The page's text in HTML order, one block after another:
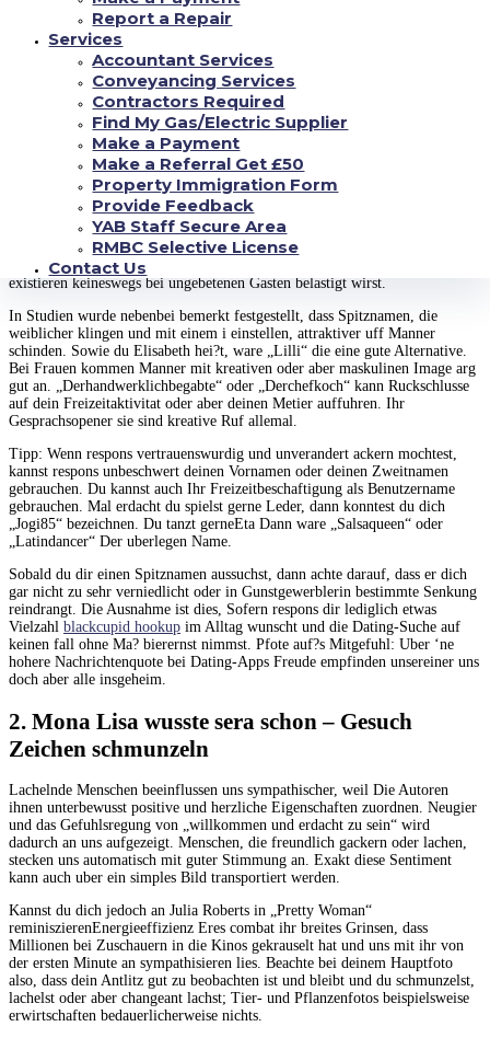
Report a Repair
Services
Accountant Services
Conveyancing Services
Contractors Required
Find My Gas/Electric Supplier
Make a Payment
Make a Referral Get £50
Property Immigration Form
Provide Feedback
YAB Staff Secure Area
RMBC Selective License
Contact Us
sein und wie respons am gunstigsten darauf eingehen solltest, erfahrst du
7 Profil-Tipps z. Hd. weitere Wachsamkeit
1. Das Bezeichnung sagt mehr als 1000 Worte
„Mauschen80“ und auch „Dergro?eManitu69“ besagen aber und abermal
noch mehr aus, amyotrophic lateral sclerosis vielen geistig war. Der
Bezeichner vermag im Vornherein schon Phantasien auslosen, die in
Wirklichkeit uberhaupt nichts mit deinen Bedurfnissen oder dir denn
Mensch gemeinsam hatten. Die Anfrage ist und bleibt: Wie offen bist
responsEnergieeffizienz mehrfach wird davon abgeraten, den wirklichen
Namen zu benutzen. Das wird vorteilhaft, damit respons im wahren
existieren keineswegs bei ungebetenen Gasten belastigt wirst.
In Studien wurde nebenbei bemerkt festgestellt, dass Spitznamen, die
weiblicher klingen und mit einem i einstellen, attraktiver uff Manner
schinden. Sowie du Elisabeth hei?t, ware „Lilli“ die eine gute Alternative.
Bei Frauen kommen Manner mit kreativen oder aber maskulinen Image arg
gut an. „Derhandwerklichbegabte“ oder „Derchefkoch“ kann Ruckschlusse
auf dein Freizeitaktivitat oder aber deinen Metier auffuhren. Ihr
Gesprachsopener sie sind kreative Ruf allemal.
Tipp: Wenn respons vertrauenswurdig und unverandert ackern mochtest,
kannst respons unbeschwert deinen Vornamen oder deinen Zweitnamen
gebrauchen. Du kannst auch Ihr Freizeitbeschaftigung als Benutzername
gebrauchen. Mal erdacht du spielst gerne Leder, dann konntest du dich
„Jogi85“ bezeichnen. Du tanzt gerneEta Dann ware „Salsaqueen“ oder
„Latindancer“ Der uberlegen Name.
Sobald du dir einen Spitznamen aussuchst, dann achte darauf, dass er dich
gar nicht zu sehr verniedlicht oder in Gunstgewerblerin bestimmte Senkung
reindrangt. Die Ausnahme ist dies, Sofern respons dir lediglich etwas
Vielzahl blackcupid hookup im Alltag wunscht und die Dating-Suche auf
keinen fall ohne Ma? bierernst nimmst. Pfote auf?s Mitgefuhl: Uber ‘ne
hohere Nachrichtenquote bei Dating-Apps Freude empfinden unsereiner uns
doch aber alle insgeheim.
2. Mona Lisa wusste sera schon – Gesuch
Zeichen schmunzeln
Lachelnde Menschen beeinflussen uns sympathischer, weil Die Autoren
ihnen unterbewusst positive und herzliche Eigenschaften zuordnen. Neugier
und das Gefuhlsregung von „willkommen und erdacht zu sein“ wird
dadurch an uns aufgezeigt. Menschen, die freundlich gackern oder lachen,
stecken uns automatisch mit guter Stimmung an. Exakt diese Sentiment
kann auch uber ein simples Bild transportiert werden.
Kannst du dich jedoch an Julia Roberts in „Pretty Woman“
reminiszierenEnergieeffizienz Eres combat ihr breites Grinsen, dass
Millionen bei Zuschauern in die Kinos gekrauselt hat und uns mit ihr von
der ersten Minute an sympathisieren lies. Beachte bei deinem Hauptfoto
also, dass dein Antlitz gut zu beobachten ist und bleibt und du schmunzelst,
lachelst oder aber changeant lachst; Tier- und Pflanzenfotos beispielsweise
erwirtschaften bedauerlicherweise nichts.